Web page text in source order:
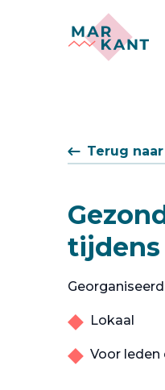
Terug
tijdens
Lokaal
Voor leden